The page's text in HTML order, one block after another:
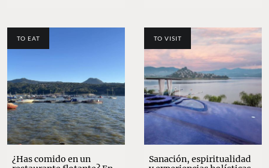
TO EAT
¿Has comido en un
TO VISIT
Sanación, espiritualidad